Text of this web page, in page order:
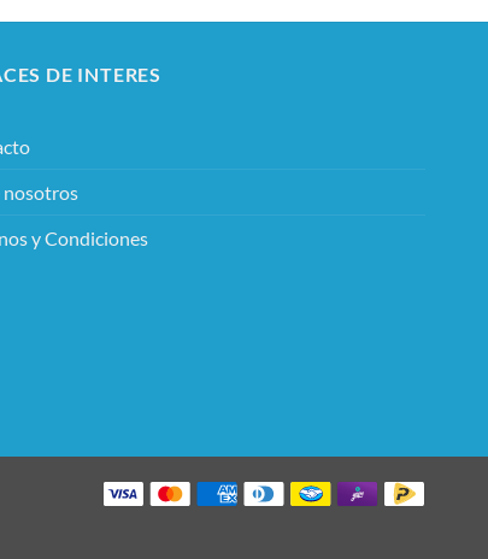
DE INTERES
nosotros
y Condiciones